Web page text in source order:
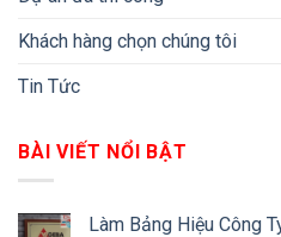
Khách hàng chọn chúng tôi
Tin Tức
BÀI VIẾT NỔI BẬT
Làm Bảng Hiệu Công